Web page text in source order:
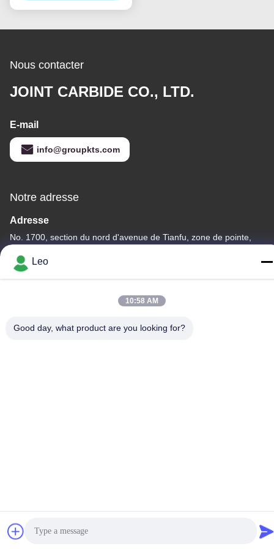
burinage pour
Nous contacter
JOINT CARBIDE CO., LTD.
E-mail
info@groupkts.com
Notre adresse
Adresse
No. 1700, section du nord d'avenue de Tianfu, zone de pointe,
Télégramme
Leo
10:58 AM
Good day, what product are you looking for?